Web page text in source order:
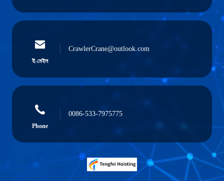
ই-মেইল
CrawlerCrane@outlook.com
Phone
0086-533-7975775